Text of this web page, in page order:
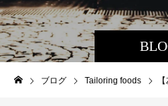
ブログ Tailoring foods 【